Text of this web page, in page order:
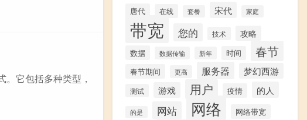
它包括多种类型，
唐代 在线 套餐 宋代 家庭
带宽 您的 技术 攻略
数据 数据传输 新年 时间 春节
春节期间 更高 服务器 梦幻西游
测试 游戏 用户 疫情 的人
的是 网站 网络 网络带宽